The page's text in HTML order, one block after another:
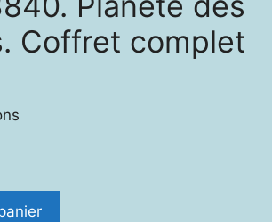
Coffret complet